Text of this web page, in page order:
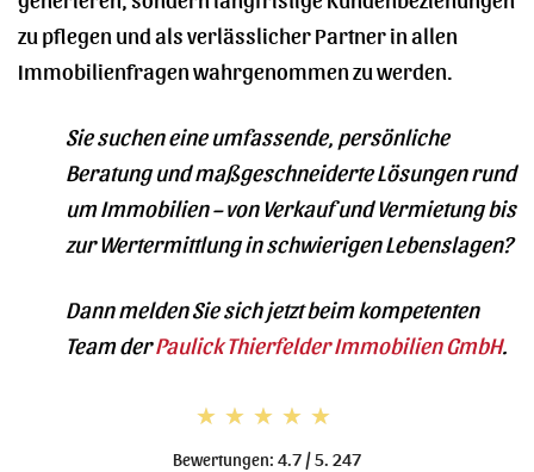
zu pflegen und als verlässlicher Partner in allen
Immobilienfragen wahrgenommen zu werden.
Sie suchen eine umfassende, persönliche
Beratung und maßgeschneiderte Lösungen rund
um Immobilien – von Verkauf und Vermietung bis
zur Wertermittlung in schwierigen Lebenslagen?
Dann melden Sie sich jetzt beim kompetenten
Team derPaulick Thierfelder Immobilien GmbH.
★★★★★
★★★★★
Bewertungen: 4.7 / 5. 247